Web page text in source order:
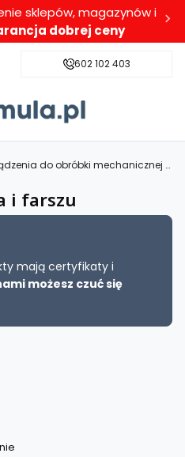
sklepów, magazynów i
dobrej ceny
dostawa dla wybranych
602 102 403
Urządzenia do obróbki mechanicznej mięs i farszu
i farszu
mają certyfikaty i
możesz czuć się